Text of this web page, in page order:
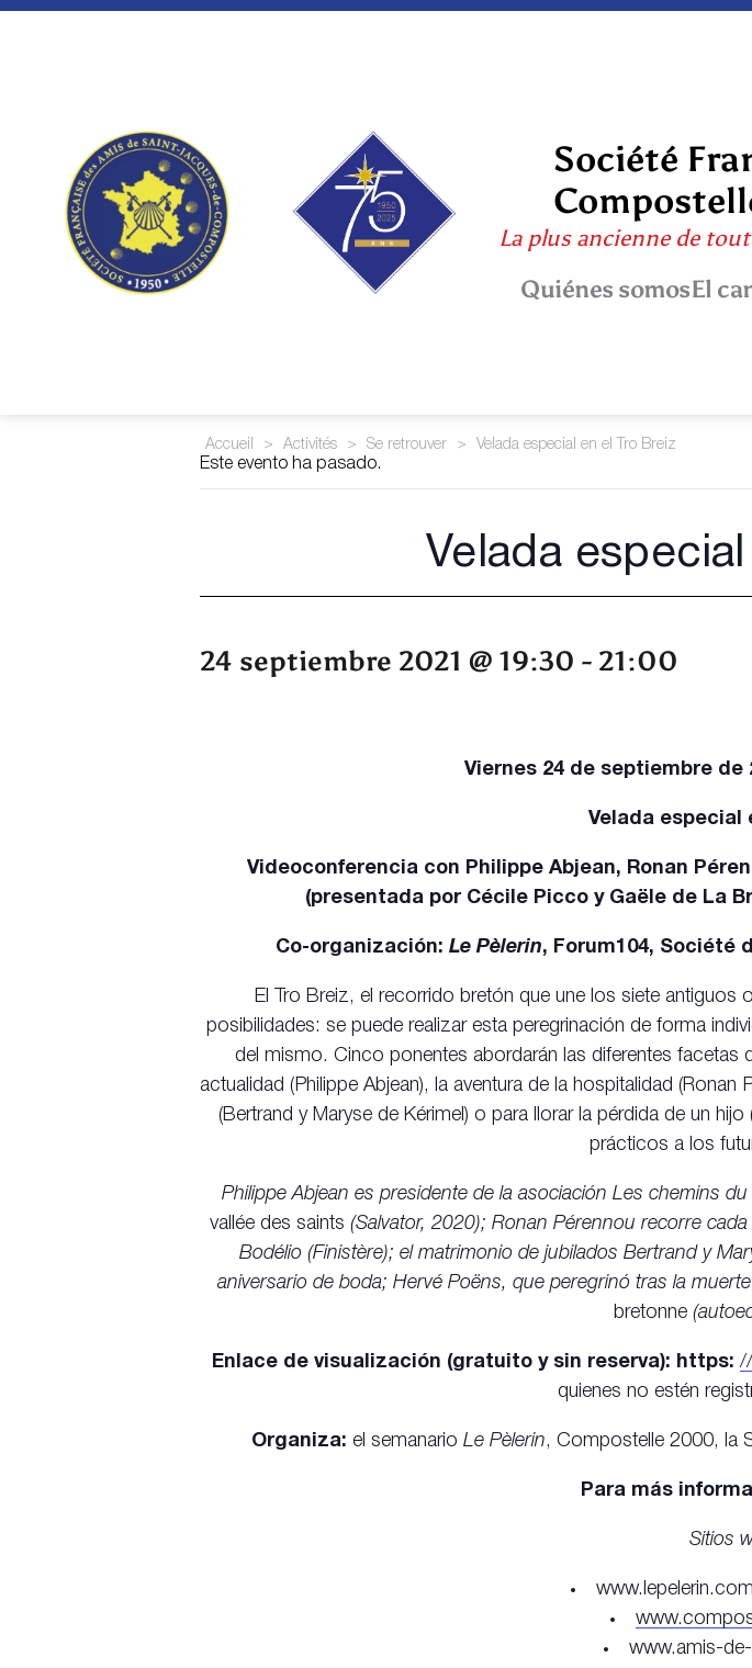
Skip
Société
La plus ancienne de
Quiénes somosEl
Accueil > Activités > Se retrouver > Velada especial en el Tro Breiz
Este evento ha pasado.
Velada
24 septiembre 2021 @ 19:30 - 21:00
Viernes 24 de septiembre de
Velada especial
Videoconferencia con Philippe Abjean, Ronan
(presentada por Cécile Picco y Gaële de La
Co-organización: Le Pèlerin, Forum104, Société
El Tro Breiz, el recorrido bretón que une los siete
posibilidades: se puede realizar esta peregrinación de forma
del mismo. Cinco ponentes abordarán las diferentes facetas
actualidad (Philippe Abjean), la aventura de la hospitalidad
(Bertrand y Maryse de Kérimel) o para llorar la pérdida de un
prácticos a los
Philippe Abjean es presidente de la asociación Les chemins
vallée des saints (Salvator, 2020); Ronan Pérennou recorre
Bodélio (Finistère); el matrimonio de jubilados Bertrand y
aniversario de boda; Hervé Poëns, que peregrinó tras la
bretonne
Enlace de visualización (gratuito y sin reserva): https:
quienes no estén
Organiza: el semanario Le Pèlerin, Compostelle 2000, la
Para más
Sitios
www.amis-